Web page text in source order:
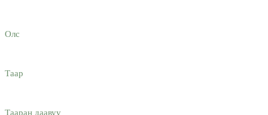
Олс
Таар
Тааран даавуу